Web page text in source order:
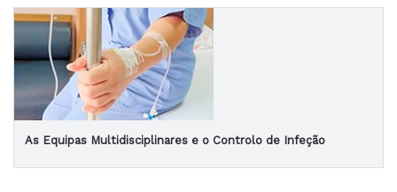
As Equipas Multidisciplinares e o Controlo de Infeção